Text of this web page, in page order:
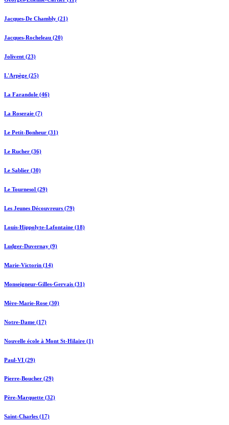
Jacques-De Chambly (21)
Jacques-Rocheleau (20)
Jolivent (23)
L'Arpège (25)
La Farandole (46)
La Roseraie (7)
Le Petit-Bonheur (31)
Le Rucher (36)
Le Sablier (30)
Le Tournesol (29)
Les Jeunes Découvreurs (79)
Louis-Hippolyte-Lafontaine (18)
Ludger-Duvernay (9)
Marie-Victorin (14)
Monseigneur-Gilles-Gervais (31)
Mère-Marie-Rose (30)
Notre-Dame (17)
Nouvelle école à Mont St-Hilaire (1)
Paul-VI (29)
Pierre-Boucher (29)
Père-Marquette (32)
Saint-Charles (17)